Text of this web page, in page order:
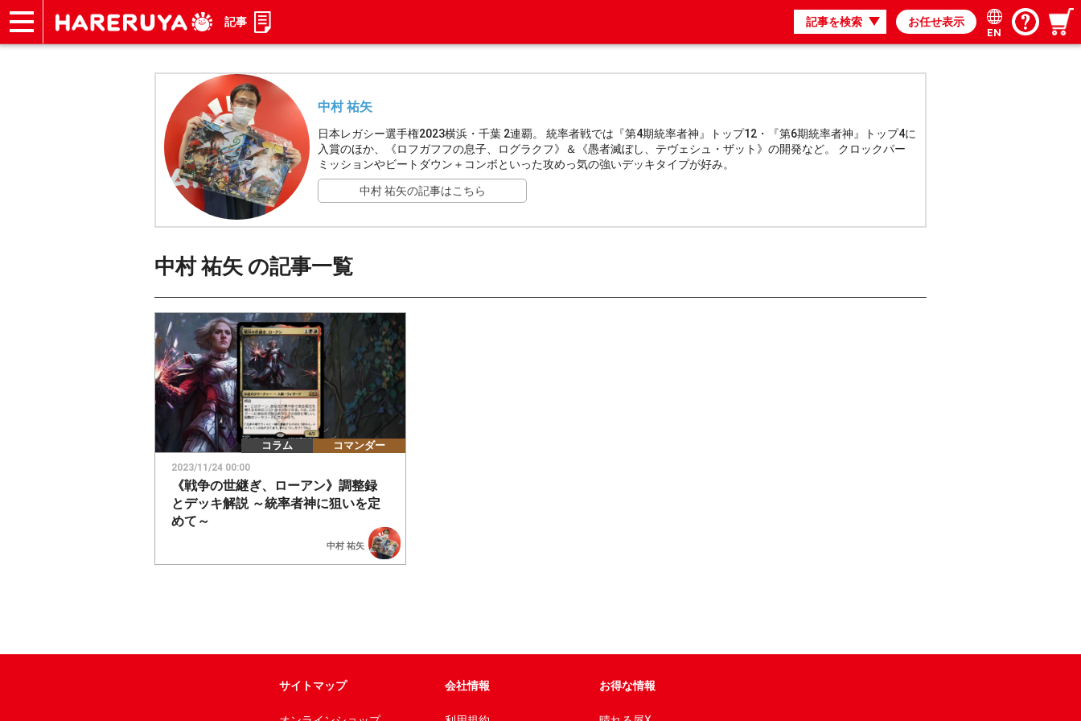
記事 記事を検索 お任せ表示
EN
中村 祐矢
日本レガシー選手権2023横浜・千葉 2連覇。 統率者戦では『第4期統率者神』トップ12・『第6期統率者神』トップ4に
入賞のほか、《ロフガフフの息子、ログラクフ》＆《愚者滅ぼし、テヴェシュ・ザット》の開発など。 クロックパー
ミッションやビートダウン＋コンボといった攻めっ気の強いデッキタイプが好み。
中村 祐矢の記事はこちら
中村 祐矢 の記事一覧
コラム コマンダー
中村 祐矢
《戦争の世継ぎ、ローアン》調整録
とデッキ解説 ～統率者神に狙いを定
めて～
2023/11/24 00:00
サイトマップ 会社情報 お得な情報